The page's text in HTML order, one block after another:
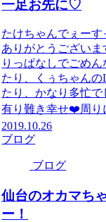
一足お先に♡
たけちゃんでぇー
ありがとうござい
りっぱなしでごめ
たり、くぅちゃんの
たり、かなり多忙
有り難き幸せ❤️周り
2019.10.26
ブログ
ブログ
仙台のオカマち
ー！